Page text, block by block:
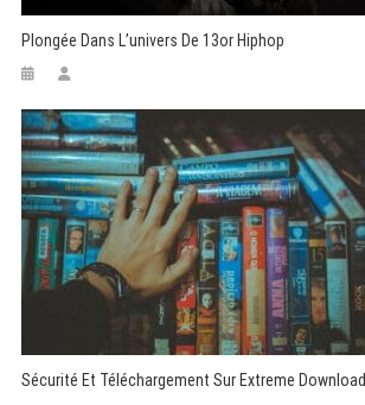
Plongée Dans L’univers De 13or Hiphop
Sécurité Et Téléchargement Sur Extreme Download